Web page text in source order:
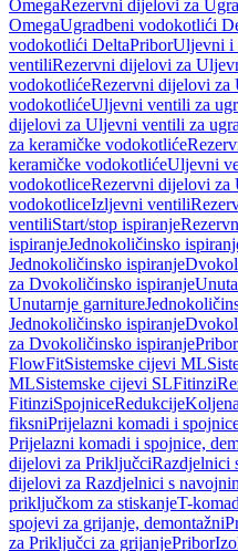
OmegaRezervni dijelovi za
OmegaUgradbeni vodokotlići
vodokotlići DeltaPriborUljevni i
ventiliRezervni dijelovi za
vodokotlićeRezervni dijelovi za
vodokotlićeUljevni ventili za
dijelovi za Uljevni ventili za
za keramičke vodokotliće
keramičke vodokotlićeUljevni
vodokotliceRezervni dijelovi za
vodokotliceIzljevni ventili
ventiliStart/stop ispiranje
ispiranjeJednokoličinsko
Jednokoličinsko ispiranje
za Dvokoličinsko ispiranje
Unutarnje garniture
Jednokoličinsko ispiranje
za Dvokoličinsko ispiranjePribor
FlowFitSistemske cijevi ML
MLSistemske cijevi SLFitinzi
FitinziSpojniceRedukcijeKoljena
fiksniPrijelazni komadi i
Prijelazni komadi i spojnice,
dijelovi za PriključciRazdjelnici
dijelovi za Razdjelnici s
priključkom za stiskanjeT-
spojevi za grijanje, demontažni
za Priključci za grijanjePribor